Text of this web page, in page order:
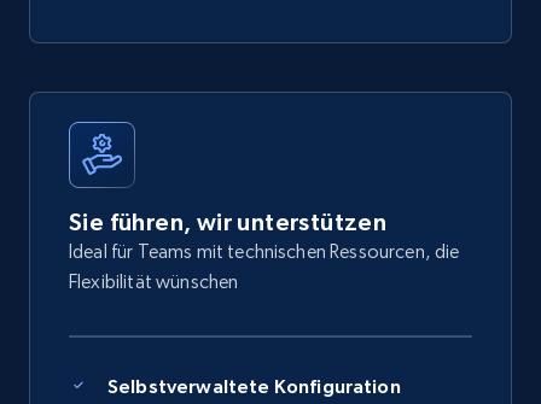
Sie führen, wir unterstützen
Ideal für Teams mit technischen Ressourcen, die
Flexibilität wünschen
Selbstverwaltete Konfiguration